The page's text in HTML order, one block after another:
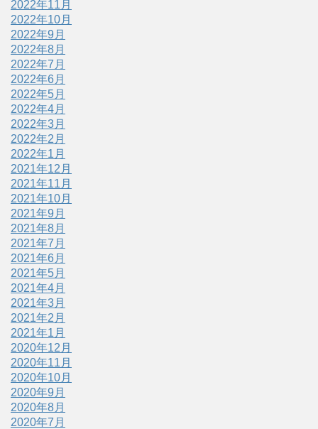
2022年11月
2022年10月
2022年9月
2022年8月
2022年7月
2022年6月
2022年5月
2022年4月
2022年3月
2022年2月
2022年1月
2021年12月
2021年11月
2021年10月
2021年9月
2021年8月
2021年7月
2021年6月
2021年5月
2021年4月
2021年3月
2021年2月
2021年1月
2020年12月
2020年11月
2020年10月
2020年9月
2020年8月
2020年7月